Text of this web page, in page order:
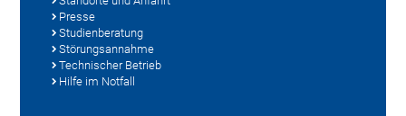
Presse
Studienberatung
Störungsannahme
Technischer Betrieb
Hilfe im Notfall